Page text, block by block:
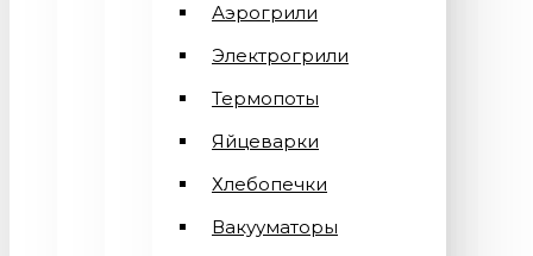
Аэрогрили
Электрогрили
Термопоты
Яйцеварки
Хлебопечки
Вакууматоры